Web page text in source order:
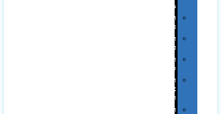
Swiss
תיקי
תיקי
טיולים
תיקי
ספורט
תיקי
ומכתביות
תערוכות